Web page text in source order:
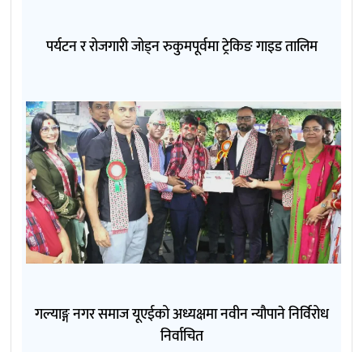
पर्यटन र रोजगारी जोड्न रुकुमपूर्वमा ट्रेकिङ गाइड तालिम
गल्याङ्ग नगर समाज यूएईको अध्यक्षमा नवीन न्यौपाने निर्विरोध
निर्वाचित